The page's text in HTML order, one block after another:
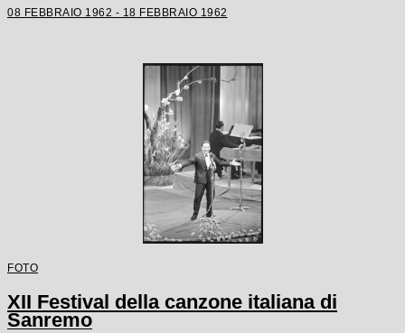
08 FEBBRAIO 1962 - 18 FEBBRAIO 1962
FOTO
XII Festival della canzone italiana di
Sanremo